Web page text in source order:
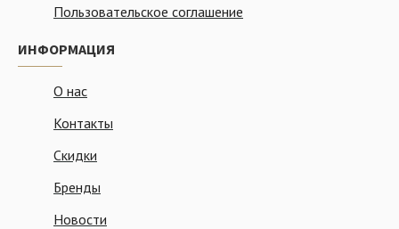
Пользовательское соглашение
ИНФОРМАЦИЯ
О нас
Контакты
Скидки
Бренды
Новости